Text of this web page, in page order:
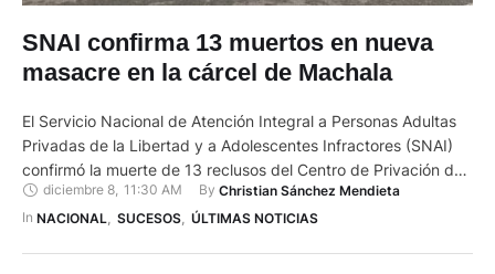
SNAI confirma 13 muertos en nueva
masacre en la cárcel de Machala
El Servicio Nacional de Atención Integral a Personas Adultas
Privadas de la Libertad y a Adolescentes Infractores (SNAI)
confirmó la muerte de 13 reclusos del Centro de Privación de
Libertad (CPL) N.º 1 de Machala. Según el SNAI, la alerta se
generó la tarde del domingo 7 de diciembre de 2025, luego
diciembre 8, 11:30 AM By Christian Sánchez Mendieta
In NACIONAL SUCESOS, ÚLTIMAS NOTICIAS